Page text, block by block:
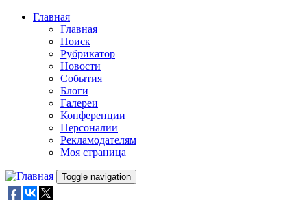
Skip to main content
Главная
Главная
Поиск
Рубрикатор
Новости
События
Блоги
Галереи
Конференции
Персоналии
Рекламодателям
Моя страница
Toggle navigation